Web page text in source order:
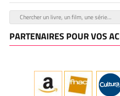
PARTENAIRES POUR VOS